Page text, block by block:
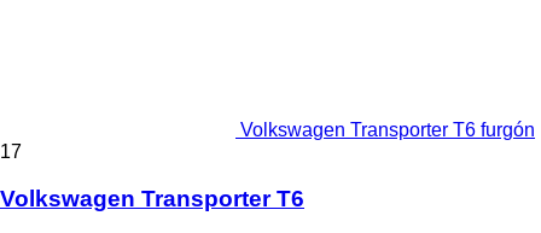
Volkswagen Transporter T6 furgón
17
Volkswagen Transporter T6